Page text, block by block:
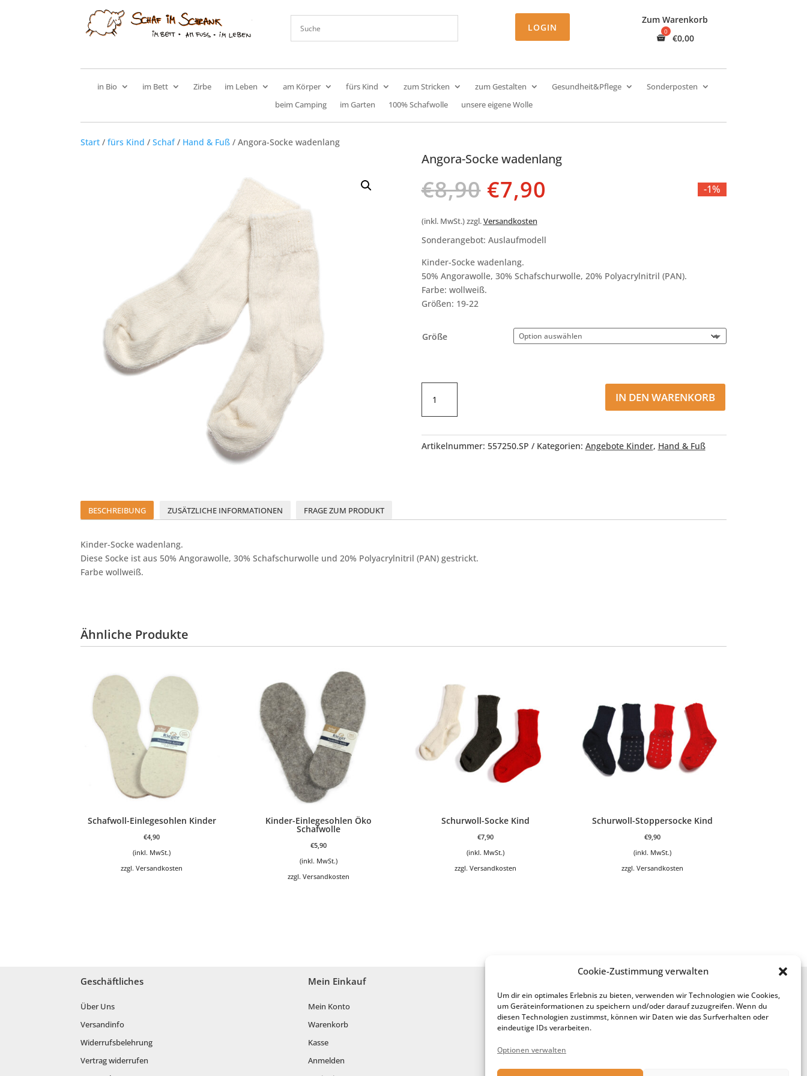
Cookie-Zustimmung verwalten
Um dir ein optimales Erlebnis zu bieten, verwenden wir Technologien wie Cookies,
um Geräteinformationen zu speichern und/oder darauf zuzugreifen. Wenn du
diesen Technologien zustimmst, können wir Daten wie das Surfverhalten oder
eindeutige IDs verarbeiten.
Optionen verwalten
LOGIN
Zum Warenkorb
€0,00
in Bio im Bett Zirbe im Leben am Körper fürs Kind zum Stricken zum Gestalten Gesundheit&Pflege
Sonderposten
beim Camping
im Garten 100% Schafwolle unsere eigene Wolle
Start /fürs Kind /Schaf/ Hand & Fuß / Angora-Socke wadenlang
Angora-Socke wadenlang
€8,90 Ursprünglicher
Preis
war:
€8,90
€7,90
€7,90.
-1%
(inkl. MwSt.) zzgl.Versandkosten
Sonderangebot: Auslaufmodell
Kinder-Socke wadenlang.
50% Angorawolle, 30% Schafschurwolle, 20% Polyacrylnitril (PAN).
Farbe: wollweiß.
Größen: 19-22
Größe
Socke
wadenlang
IN DEN WARENKORB
Artikelnummer: 557250.SP Kategorien: Angebote Kinder, Hand & Fuß
BESCHREIBUNG ZUSÄTZLICHE INFORMATIONEN FRAGE ZUM PRODUKT
Kinder-Socke wadenlang.
Diese Socke ist aus 50% Angorawolle, 30% Schafschurwolle und 20% Polyacrylnitril (PAN) gestrickt.
Farbe wollweiß.
Ähnliche Produkte
Schafwoll-Einlegesohlen Kinder
€4,90
(inkl. MwSt.)
zzgl.Versandkosten
Kinder-Einlegesohlen Öko
Schafwolle
€5,90
(inkl. MwSt.)
zzgl.Versandkosten
Schurwoll-Socke Kind
€7,90
(inkl. MwSt.)
zzgl.Versandkosten
Schurwoll-Stoppersocke Kind
€9,90
(inkl. MwSt.)
zzgl.Versandkosten
Geschäftliches
Über Uns
Versandinfo
Widerrufsbelehrung
Vertrag widerrufen
Mein Einkauf
Mein Konto
Warenkorb
Kasse
Anmelden
Anfertigung aus meiner Wolle
Geschenk-Gutschein